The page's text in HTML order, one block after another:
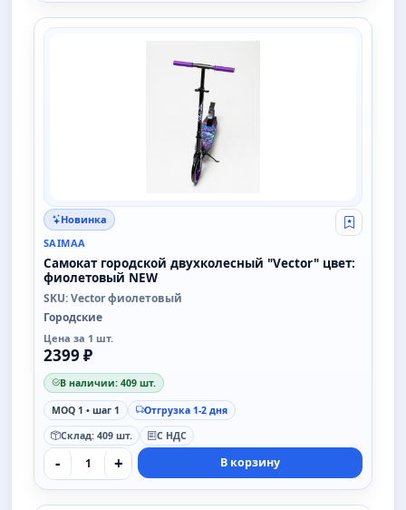
SAIMAA
Новинка
Свой
SAIMAA
Самокат городской двухколесный "Vector" цвет:
фиолетовый NEW
SKU: Vector фиолетовый
Городские
Цена за 1 шт.
2399 ₽
В наличии: 409 шт.
MOQ 1 • шаг 1
Отгрузка 1-2 дня
Склад: 409 шт.
С НДС
- + В корзину